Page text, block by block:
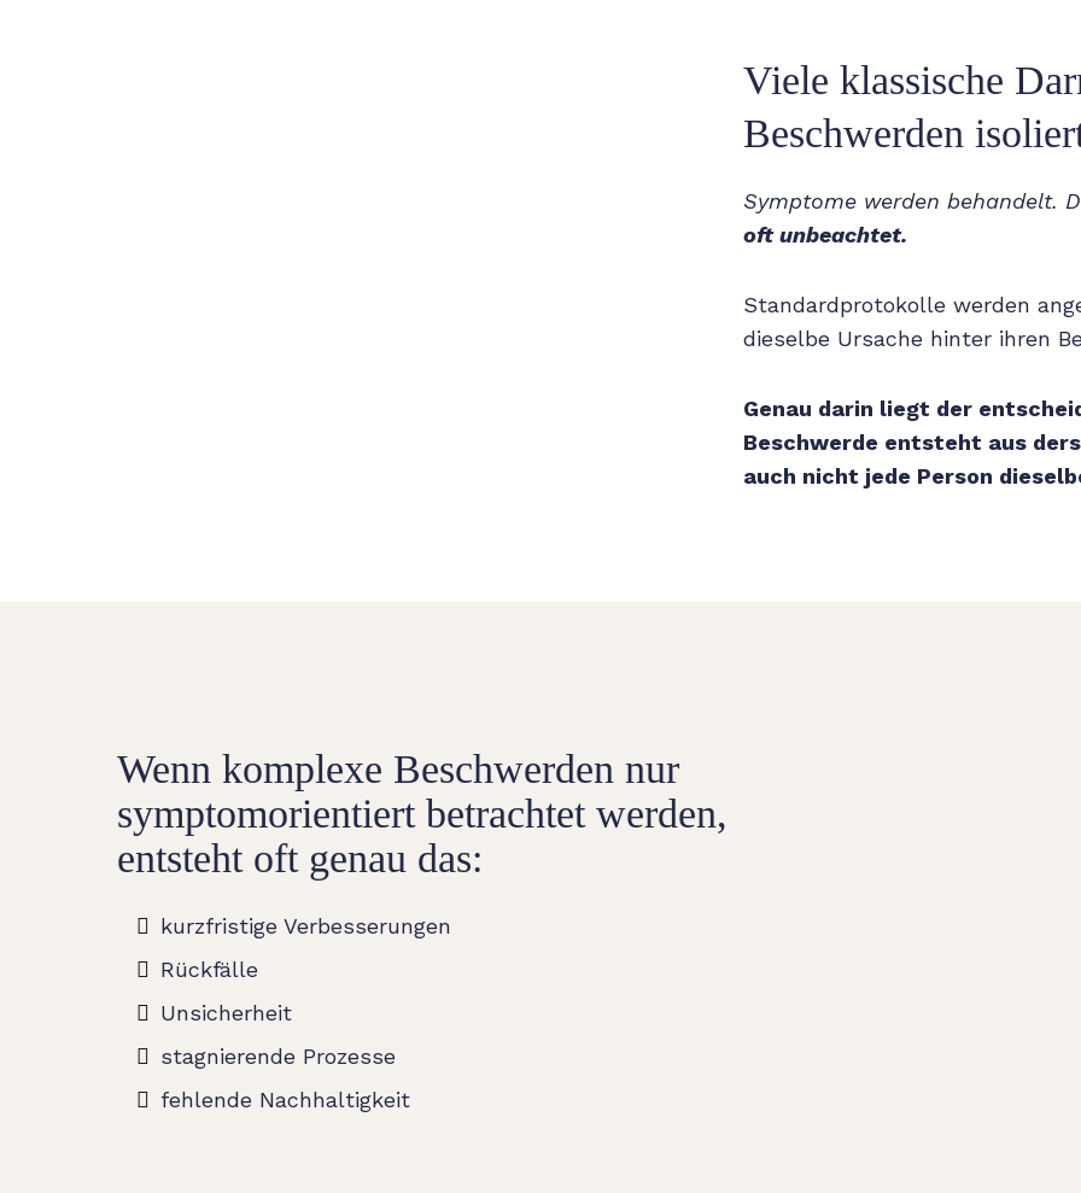
Viele klassische
Beschwerden
Symptome werden behandelt.
oft unbeachtet.
Standardprotokolle werden
dieselbe Ursache hinter ihren
Genau darin liegt der
Beschwerde entsteht aus
auch nicht jede Person
Wenn komplexe Beschwerden nur
symptomorientiert betrachtet werden,
entsteht oft genau das:
kurzfristige Verbesserungen
Rückfälle
Unsicherheit
stagnierende Prozesse
fehlende Nachhaltigkeit